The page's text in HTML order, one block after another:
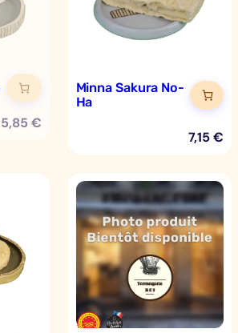
5,85€
Minna Sakura No-
Ha
7,15€